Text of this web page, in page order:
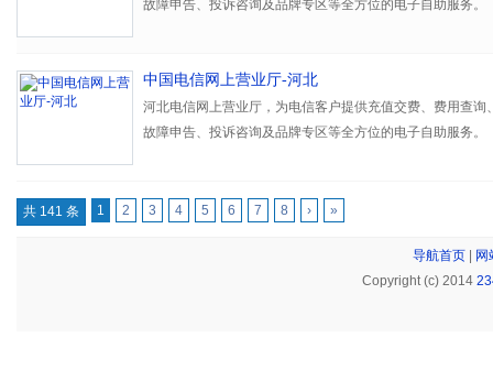
故障申告、投诉咨询及品牌专区等全方位的电子自助服务。
中国电信网上营业厅-河北
河北电信网上营业厅，为电信客户提供充值交费、费用查询
故障申告、投诉咨询及品牌专区等全方位的电子自助服务。
共 141 条 1 2 3 4 5 6 7 8 › »
导航首页|
网
Copyright (c) 2014